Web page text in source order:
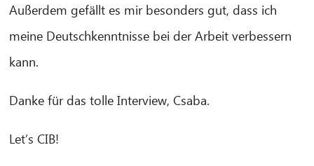
Außerdem gefällt es mir besonders gut, dass ich
meine Deutschkenntnisse bei der Arbeit verbessern
kann.
Danke für das tolle Interview, Csaba.
Let’s CIB!